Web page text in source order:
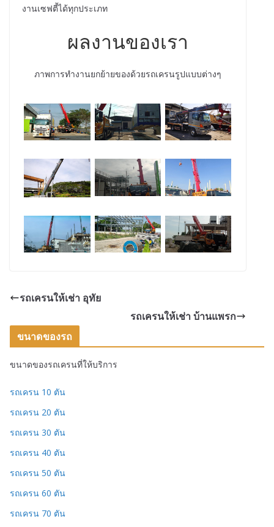
งานเซฟตี้ได้ทุกประเภท
ผลงานของเรา
ภาพการทำงานยกย้ายของด้วยรถเครนรูปแบบต่างๆ
รถเครนให้เช่า อุทัย
รถเครนให้เช่า บ้านแพรก
ขนาดของรถ
ขนาดของรถเครนที่ให้บริการ
รถเครน 10 ตัน
รถเครน 20 ตัน
รถเครน 30 ตัน
รถเครน 40 ตัน
รถเครน 50 ตัน
รถเครน 60 ตัน
รถเครน 70 ตัน